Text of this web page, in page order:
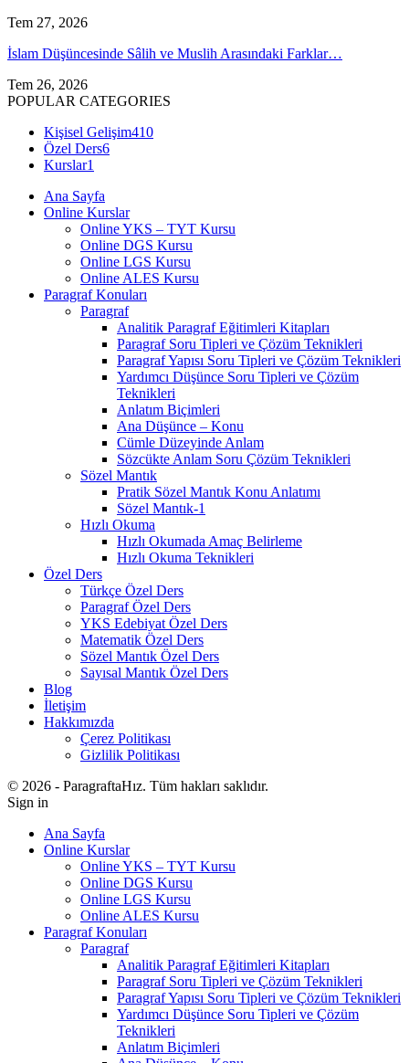
Tem 27, 2026
İslam Düşüncesinde Sâlih ve Muslih Arasındaki Farklar…
Tem 26, 2026
POPULAR CATEGORIES
Kişisel Gelişim410
Özel Ders6
Kurslar1
Ana Sayfa
Online Kurslar
Online YKS – TYT Kursu
Online DGS Kursu
Online LGS Kursu
Online ALES Kursu
Paragraf Konuları
Paragraf
Analitik Paragraf Eğitimleri Kitapları
Paragraf Soru Tipleri ve Çözüm Teknikleri
Paragraf Yapısı Soru Tipleri ve Çözüm Teknikleri
Yardımcı Düşünce Soru Tipleri ve Çözüm
Teknikleri
Anlatım Biçimleri
Ana Düşünce – Konu
Cümle Düzeyinde Anlam
Sözcükte Anlam Soru Çözüm Teknikleri
Sözel Mantık
Pratik Sözel Mantık Konu Anlatımı
Sözel Mantık-1
Hızlı Okuma
Hızlı Okumada Amaç Belirleme
Hızlı Okuma Teknikleri
Özel Ders
Türkçe Özel Ders
Paragraf Özel Ders
YKS Edebiyat Özel Ders
Matematik Özel Ders
Sözel Mantık Özel Ders
Sayısal Mantık Özel Ders
Blog
İletişim
Hakkımızda
Çerez Politikası
Gizlilik Politikası
© 2026 - ParagraftaHız. Tüm hakları saklıdır.
Sign in
Ana Sayfa
Online Kurslar
Online YKS – TYT Kursu
Online DGS Kursu
Online LGS Kursu
Online ALES Kursu
Paragraf Konuları
Paragraf
Analitik Paragraf Eğitimleri Kitapları
Paragraf Soru Tipleri ve Çözüm Teknikleri
Paragraf Yapısı Soru Tipleri ve Çözüm Teknikleri
Yardımcı Düşünce Soru Tipleri ve Çözüm
Teknikleri
Anlatım Biçimleri